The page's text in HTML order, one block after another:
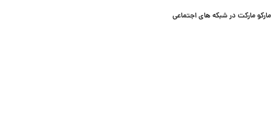
مارکو مارکت در شبکه های اجتماعی